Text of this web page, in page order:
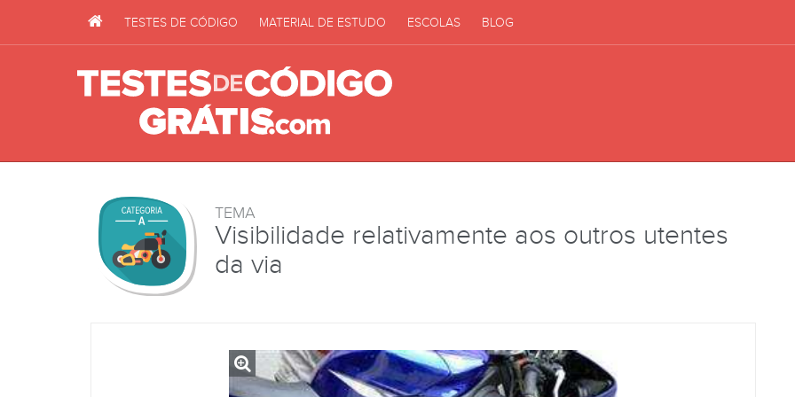
TESTES DE CÓDIGO MATERIAL DE ESTUDO ESCOLAS BLOG
TEMA
Visibilidade relativamente aos outros utentes
da via